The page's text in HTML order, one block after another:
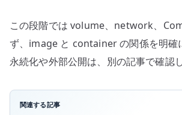
この段階では volume、network、
ず、image と container の関係を明確
永続化や外部公開は、別の記事で確認し
関連する記事